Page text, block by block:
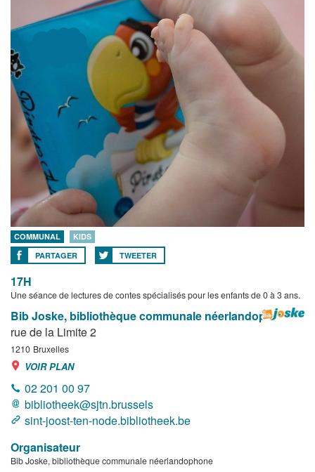
COMMUNAL
KIDS
PARTAGER
TWEETER
17H
Une séance de lectures de contes spécialisés pour les enfants de 0 à 3 ans.
Bib Joske, bibliothèque communale néerlandophone
rue de la Limite 2
1210 Bruxelles
VOIR PLAN
02 201 00 97
bibliotheek@sjtn.brussels
sint-joost-ten-node.bibliotheek.be
Organisateur
Bib Joske, bibliothèque communale néerlandophone